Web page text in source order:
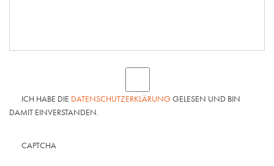
ICH HABE DIE DATENSCHUTZERKLÄRUNG GELESEN UND BIN
DAMIT EINVERSTANDEN.
CAPTCHA